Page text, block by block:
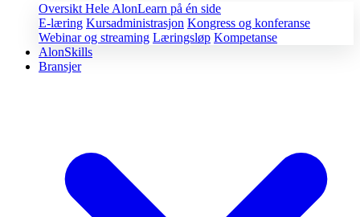
Oversikt Hele AlonLearn på én side
E-læring Kursadministrasjon Kongress og konferanse
Webinar og streaming Læringsløp Kompetanse
AlonSkills
Bransjer